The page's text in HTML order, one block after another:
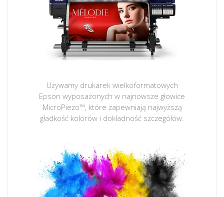
Używamy drukarek wielkoformatowych
Epson wyposażonych w najnowsze głowice
MicroPiezo™, które zapewniają najwyższą
gładkość kolorów i dokładność szczegółów.